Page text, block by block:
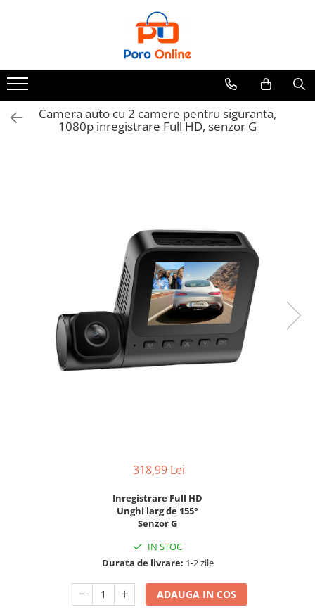
Al Absar
Parfum
Clone
Parfum Barbati
Camera auto cu 2 camere pentru siguranta,
1080p inregistrare Full HD, senzor G
318,99 Lei
Inregistrare Full HD
Unghi larg de 155°
Senzor G
IN STOC
Durata de livrare: 1-2 zile
ADAUGA IN COS